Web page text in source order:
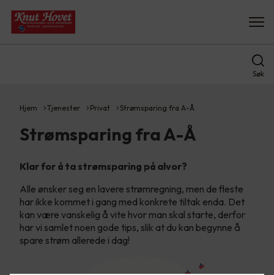
Søk
Hjem Tjenester Privat Strømsparing fra A-Å
Strømsparing fra A-Å
Klar for å ta strømsparing på alvor?
Alle ønsker seg en lavere strømregning, men de fleste
har ikke kommet i gang med konkrete tiltak enda. Det
kan være vanskelig å vite hvor man skal starte, derfor
har vi samlet noen gode tips, slik at du kan begynne å
spare strøm allerede i dag!